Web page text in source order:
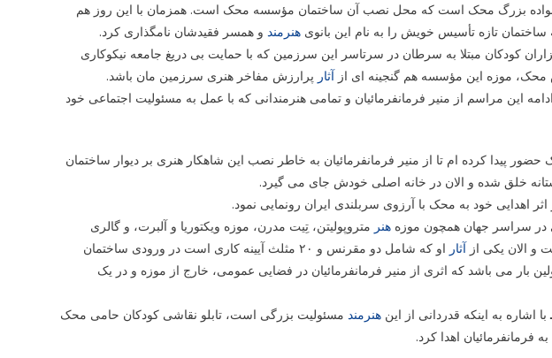
بزرگ محک است که محل نصب آن ساختمان مؤسسه محک است. همزمان با این روز هم
تازه تأسیس خویش را به نام این بانوی هنرمند و همسر فقیدشان نامگذاری کرد.
کودکان مبتلا به سرطان در سرتاسر این سرزمین که با حمایت بی دریغ جامعه نیکوکاری
محک، موزه این مؤسسه هم گنجینه ای ازآثار پرارزش مفاخر هنری سرزمین مان باشد.
این مراسم از منیر فرمانفرمائیان و تمامی هنرمندانی که با عمل به مسئولیت اجتماعی خود
پیدا کرده ام تا از منیر فرمانفرمائیان به خاطر نصب این شاهکار هنری بر دیوار ساختمان
خلق شده و الان در خانه اصلی خودش جای می گیرد.
اهدایی خود به محک با آرزوی سربلندی ایران رونمایی نمود.
در سراسر جهان همچون موزه هنر متروپولیتن، تِیت مدرن، موزه ویکتوریا و آلبرت، و گالری
و الان یکی ازآثار
او که شامل دو مقرنس و ۲۰ مثلث آیینه کاری است در ورودی ساختمان
بار می باشد که اثری از منیر فرمانفرمائیان در فضایی عمومی، خارج از موزه و در یک
با اشاره به اینکه قدردانی از این هنرمند مسئولیت بزرگی است، تابلو نقاشی کودکان حامی محک
فرمانفرمائیان اهدا کرد.